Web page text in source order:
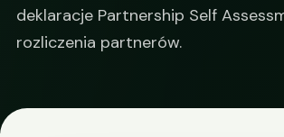
deklaracje Partnership Self
rozliczenia partnerów.